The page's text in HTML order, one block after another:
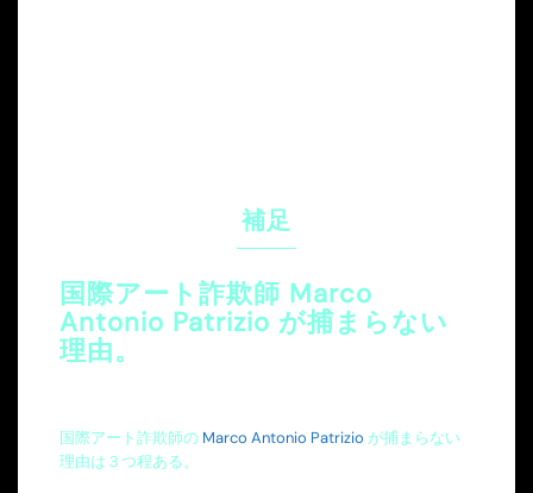
補足
国際アート詐欺師 Marco
Antonio Patrizio が捕まらない
理由。
国際アート詐欺師の Marco Antonio Patrizio が捕まらない
理由は３つ程ある。